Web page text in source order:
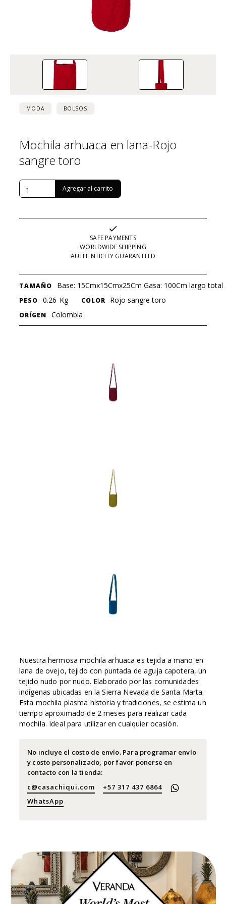
MODA BOLSOS
Mochila arhuaca en lana-Rojo
sangre toro
SAFE PAYMENTS
WORLDWIDE SHIPPING
AUTHENTICITY GUARANTEED
TAMAÑO Base: 15Cmx15Cmx25Cm Gasa: 100Cm largo total
PESO 0.26 Kg COLOR Rojo sangre toro
ORÍGEN Colombia
Nuestra hermosa mochila arhuaca es tejida a mano en
lana de ovejo, tejido con puntada de aguja capotera, un
tejido nudo por nudo. Elaborado por las comunidades
indígenas ubicadas en la Sierra Nevada de Santa Marta.
Esta mochila plasma historia y tradiciones, se estima un
tiempo aproximado de 2 meses para realizar cada
mochila. Ideal para utilizar en cualquier ocasión.
No incluye el costo de envío. Para programar envío
y costo personalizado, por favor ponerse en
contacto con la tienda:
c@casachiqui.com
+57 317 437 6864
WhatsApp